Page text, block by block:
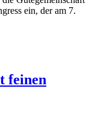
ein, der am 7.
feinen